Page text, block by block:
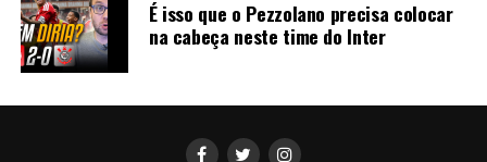
É isso que o Pezzolano precisa colocar
na cabeça neste time do Inter